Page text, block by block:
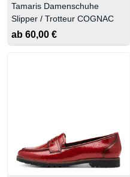
Tamaris Damenschuhe
Slipper / Trotteur COGNAC
ab 60,00 €